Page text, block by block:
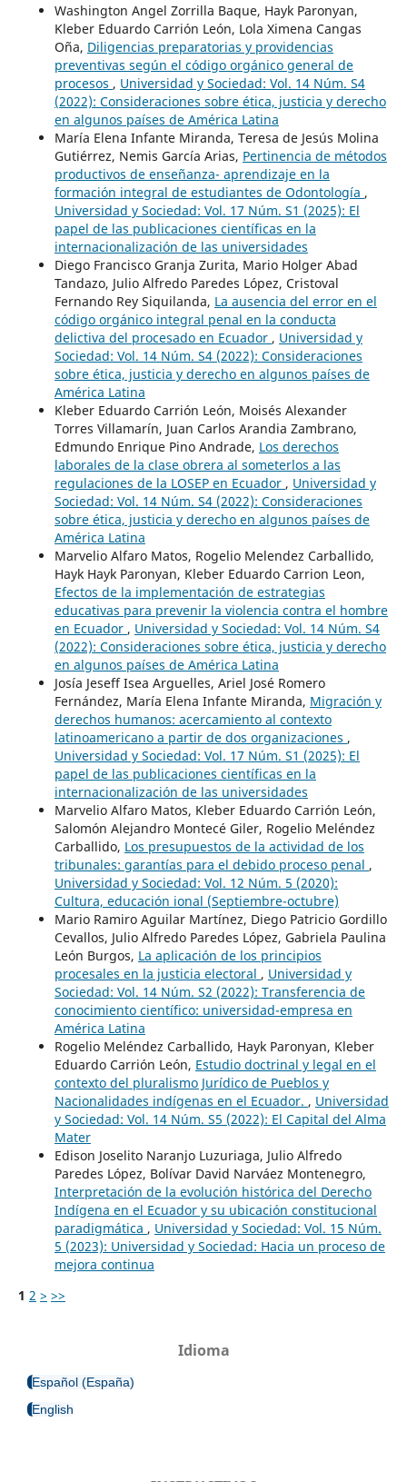
Washington Angel Zorrilla Baque, Hayk Paronyan,
Kleber Eduardo Carrión León, Lola Ximena Cangas
Oña, Diligencias preparatorias y providencias
preventivas según el código orgánico general de
procesos , Universidad y Sociedad: Vol. 14 Núm. S4
(2022): Consideraciones sobre ética, justicia y derecho
en algunos países de América Latina
María Elena Infante Miranda, Teresa de Jesús Molina
Gutiérrez, Nemis García Arias, Pertinencia de métodos
productivos de enseñanza- aprendizaje en la
formación integral de estudiantes de Odontología ,
Universidad y Sociedad: Vol. 17 Núm. S1 (2025): El
papel de las publicaciones científicas en la
internacionalización de las universidades
Diego Francisco Granja Zurita, Mario Holger Abad
Tandazo, Julio Alfredo Paredes López, Cristoval
Fernando Rey Siquilanda, La ausencia del error en el
código orgánico integral penal en la conducta
delictiva del procesado en Ecuador , Universidad y
Sociedad: Vol. 14 Núm. S4 (2022): Consideraciones
sobre ética, justicia y derecho en algunos países de
América Latina
Kleber Eduardo Carrión León, Moisés Alexander
Torres Villamarín, Juan Carlos Arandia Zambrano,
Edmundo Enrique Pino Andrade, Los derechos
laborales de la clase obrera al someterlos a las
regulaciones de la LOSEP en Ecuador , Universidad y
Sociedad: Vol. 14 Núm. S4 (2022): Consideraciones
sobre ética, justicia y derecho en algunos países de
América Latina
Marvelio Alfaro Matos, Rogelio Melendez Carballido,
Hayk Hayk Paronyan, Kleber Eduardo Carrion Leon,
Efectos de la implementación de estrategias
educativas para prevenir la violencia contra el hombre
en Ecuador , Universidad y Sociedad: Vol. 14 Núm. S4
(2022): Consideraciones sobre ética, justicia y derecho
en algunos países de América Latina
Josía Jeseff Isea Arguelles, Ariel José Romero
Fernández, María Elena Infante Miranda, Migración y
derechos humanos: acercamiento al contexto
latinoamericano a partir de dos organizaciones ,
Universidad y Sociedad: Vol. 17 Núm. S1 (2025): El
papel de las publicaciones científicas en la
internacionalización de las universidades
Marvelio Alfaro Matos, Kleber Eduardo Carrión León,
Salomón Alejandro Montecé Giler, Rogelio Meléndez
Carballido, Los presupuestos de la actividad de los
tribunales: garantías para el debido proceso penal ,
Universidad y Sociedad: Vol. 12 Núm. 5 (2020):
Cultura, educación ional (Septiembre-octubre)
Mario Ramiro Aguilar Martínez, Diego Patricio Gordillo
Cevallos, Julio Alfredo Paredes López, Gabriela Paulina
León Burgos, La aplicación de los principios
procesales en la justicia electoral , Universidad y
Sociedad: Vol. 14 Núm. S2 (2022): Transferencia de
conocimiento científico: universidad-empresa en
América Latina
Rogelio Meléndez Carballido, Hayk Paronyan, Kleber
Eduardo Carrión León, Estudio doctrinal y legal en el
contexto del pluralismo Jurídico de Pueblos y
Nacionalidades indígenas en el Ecuador. , Universidad
y Sociedad: Vol. 14 Núm. S5 (2022): El Capital del Alma
Mater
Edison Joselito Naranjo Luzuriaga, Julio Alfredo
Paredes López, Bolívar David Narváez Montenegro,
Interpretación de la evolución histórica del Derecho
Indígena en el Ecuador y su ubicación constitucional
paradigmática , Universidad y Sociedad: Vol. 15 Núm.
5 (2023): Universidad y Sociedad: Hacia un proceso de
mejora continua
1 2 > >>
Idioma
Español (España)
English